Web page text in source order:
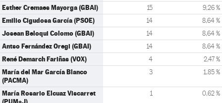
Esther Cremaes Mayorga (GBAI) 15 9,26 %
Emilio Cigudosa García (PSOE) 14 8,64 %
Josean Beloqui Colomo (GBAI) 14 8,64 %
Antso Fernández Oregi (GBAI) 14 8,64 %
René Demarch Fariñas (VOX) 4 2,47 %
María del Mar García Blanco
(PACMA)
3 1,85 %
María Rosario Elcuaz Viscarret
1 0,62 %